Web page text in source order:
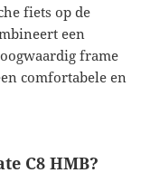
fiets op de
een
frame
comfortabele en
C8 HMB?